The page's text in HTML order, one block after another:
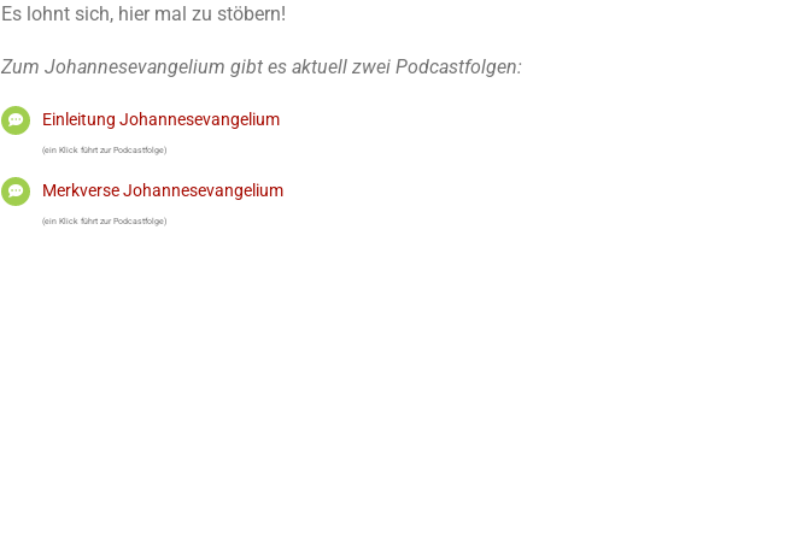
Es lohnt sich, hier mal zu stöbern!
Zum Johannesevangelium gibt es aktuell zwei Podcastfolgen:
Einleitung Johannesevangelium
(ein Klick führt zur Podcastfolge)
Merkverse Johannesevangelium
(ein Klick führt zur Podcastfolge)